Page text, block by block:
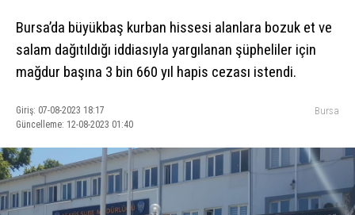
Bursa’da büyükbaş kurban hissesi alanlara bozuk et ve
salam dağıtıldığı iddiasıyla yargılanan şüpheliler için
mağdur başına 3 bin 660 yıl hapis cezası istendi.
Giriş: 07-08-2023 18:17
Güncelleme: 12-08-2023 01:40
Bursa